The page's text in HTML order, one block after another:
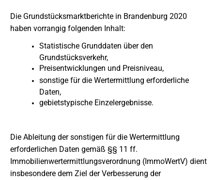
Die Grundstücksmarktberichte in Brandenburg 2020
haben vorrangig folgenden Inhalt:
Statistische Grunddaten über den
Grundstücksverkehr,
Preisentwicklungen und Preisniveau,
sonstige für die Wertermittlung erforderliche
Daten,
gebietstypische Einzelergebnisse.
Die Ableitung der sonstigen für die Wertermittlung
erforderlichen Daten gemäß §§ 11 ff.
Immobilienwertermittlungsverordnung (ImmoWertV) dient
insbesondere dem Ziel der Verbesserung der